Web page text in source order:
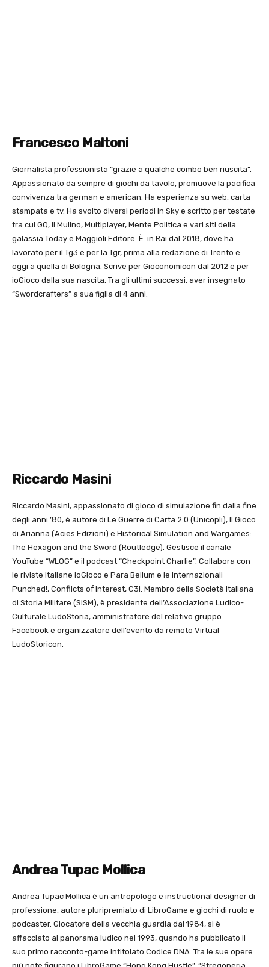
Francesco Maltoni
Giornalista professionista “grazie a qualche combo ben riuscita”.
Appassionato da sempre di giochi da tavolo, promuove la pacifica
convivenza tra german e american. Ha esperienza su web, carta
stampata e tv. Ha svolto diversi periodi in Sky e scritto per testate
tra cui GQ, Il Mulino, Multiplayer, Mente Politica e vari siti della
galassia Today e Maggioli Editore. È in Rai dal 2018, dove ha
lavorato per il Tg3 e per la Tgr, prima alla redazione di Trento e
oggi a quella di Bologna. Scrive per Gioconomicon dal 2012 e per
ioGioco dalla sua nascita. Tra gli ultimi successi, aver insegnato
“Swordcrafters” a sua figlia di 4 anni.
Riccardo Masini
Riccardo Masini, appassionato di gioco di simulazione fin dalla fine
degli anni ’80, è autore di Le Guerre di Carta 2.0 (Unicopli), Il Gioco
di Arianna (Acies Edizioni) e Historical Simulation and Wargames:
The Hexagon and the Sword (Routledge). Gestisce il canale
YouTube “WLOG” e il podcast “Checkpoint Charlie”. Collabora con
le riviste italiane ioGioco e Para Bellum e le internazionali
Punched!, Conflicts of Interest, C3i. Membro della Società Italiana
di Storia Militare (SISM), è presidente dell’Associazione Ludico-
Culturale LudoStoria, amministratore del relativo gruppo
Facebook e organizzatore dell’evento da remoto Virtual
LudoStoricon.
Andrea Tupac Mollica
Andrea Tupac Mollica è un antropologo e instructional designer di
professione, autore pluripremiato di LibroGame e giochi di ruolo e
podcaster. Giocatore della vecchia guardia dal 1984, si è
affacciato al panorama ludico nel 1993, quando ha pubblicato il
suo primo racconto-game intitolato Codice DNA. Tra le sue opere